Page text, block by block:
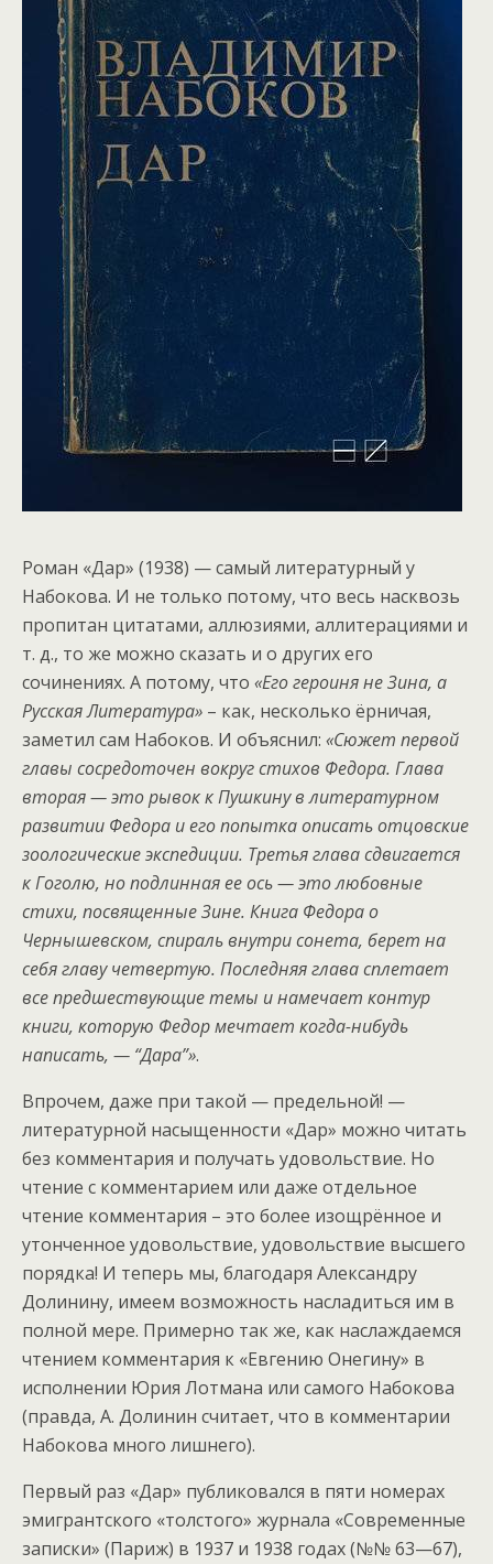
Роман «Дар» (1938) — самый литературный у
Набокова. И не только потому, что весь насквозь
пропитан цитатами, аллюзиями, аллитерациями и
т. д., то же можно сказать и о других его
сочинениях. А потому, что «Его героиня не Зина, а
Русская Литература» – как, несколько ёрничая,
заметил сам Набоков. И объяснил: «Сюжет первой
главы сосредоточен вокруг стихов Федора. Глава
вторая — это рывок к Пушкину в литературном
развитии Федора и его попытка описать отцовские
зоологические экспедиции. Третья глава сдвигается
к Гоголю, но подлинная ее ось — это любовные
стихи, посвященные Зине. Книга Федора о
Чернышевском, спираль внутри сонета, берет на
себя главу четвертую. Последняя глава сплетает
все предшествующие темы и намечает контур
книги, которую Федор мечтает когда-нибудь
написать, — “Дара”».
Впрочем, даже при такой — предельной! —
литературной насыщенности «Дар» можно читать
без комментария и получать удовольствие. Но
чтение с комментарием или даже отдельное
чтение комментария – это более изощрённое и
утонченное удовольствие, удовольствие высшего
порядка! И теперь мы, благодаря Александру
Долинину, имеем возможность насладиться им в
полной мере. Примерно так же, как наслаждаемся
чтением комментария к «Евгению Онегину» в
исполнении Юрия Лотмана или самого Набокова
(правда, А. Долинин считает, что в комментарии
Набокова много лишнего).
Первый раз «Дар» публиковался в пяти номерах
эмигрантского «толстого» журнала «Современные
записки» (Париж) в 1937 и 1938 годах (№№ 63—67),